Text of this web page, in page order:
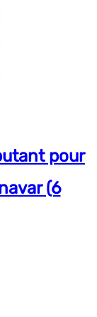
pour
(6